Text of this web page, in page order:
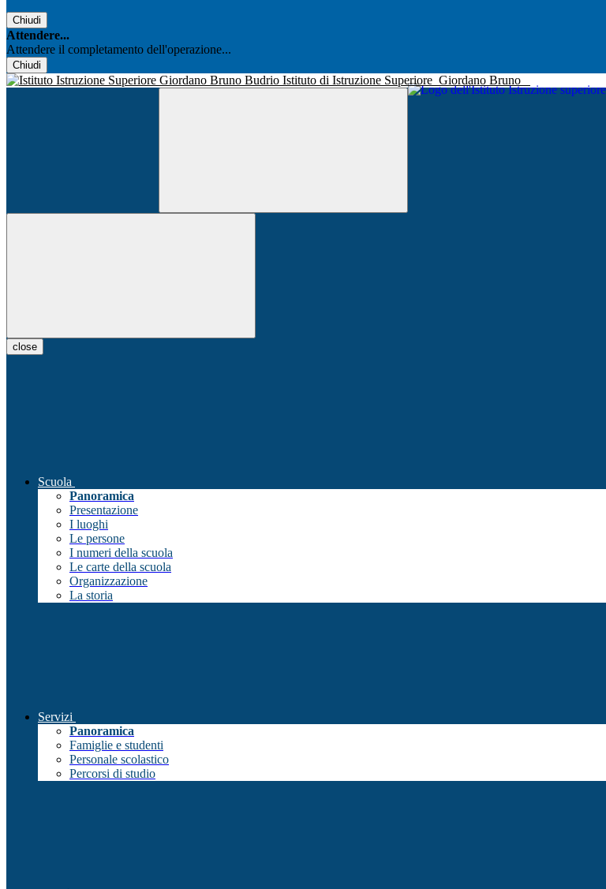
Chiudi
Attendere...
Attendere il completamento dell'operazione...
Chiudi
Istituto di Istruzione Superiore Giordano Bruno
close
Scuola
Panoramica
Presentazione
I luoghi
Le persone
I numeri della scuola
Le carte della scuola
Organizzazione
La storia
Servizi
Panoramica
Famiglie e studenti
Personale scolastico
Percorsi di studio